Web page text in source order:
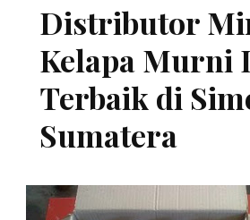
Distributor
Kelapa Murni
Terbaik di
Sumatera